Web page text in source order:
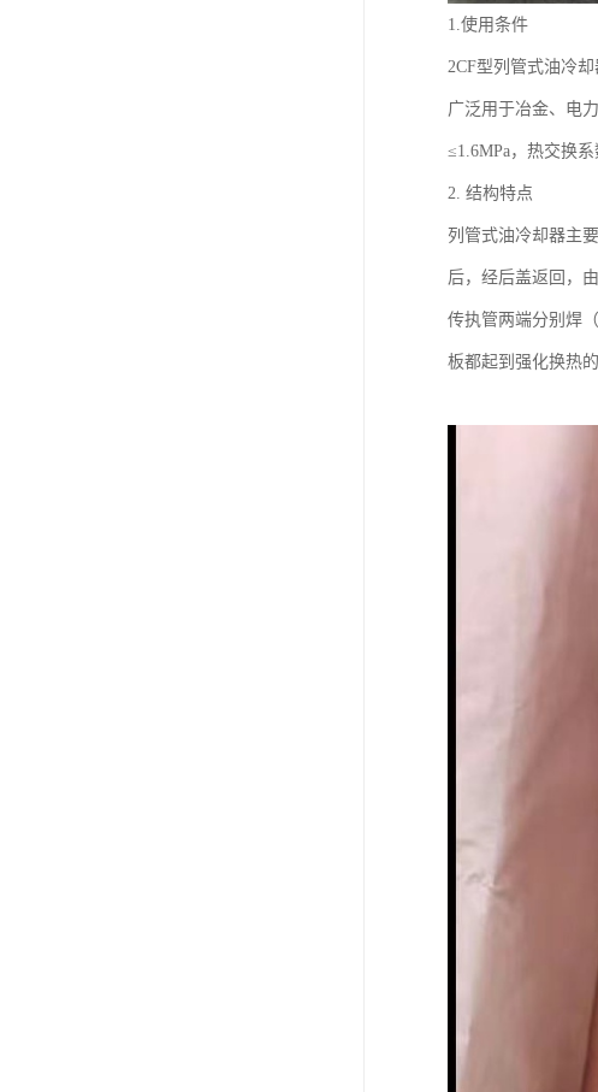
1.使用条件
2CF型列管式油冷
广泛用于冶金、电
≤1.6MPa，热交换系
2. 结构特点
列管式油冷却器主
后，经后盖返回，
传执管两端分别焊
板都起到强化换热